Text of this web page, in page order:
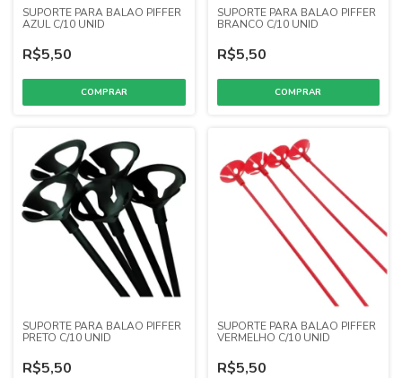
SUPORTE PARA BALAO PIFFER
AZUL C/10 UNID
R$5,50
SUPORTE PARA BALAO PIFFER
BRANCO C/10 UNID
R$5,50
SUPORTE PARA BALAO PIFFER
PRETO C/10 UNID
R$5,50
SUPORTE PARA BALAO PIFFER
VERMELHO C/10 UNID
R$5,50